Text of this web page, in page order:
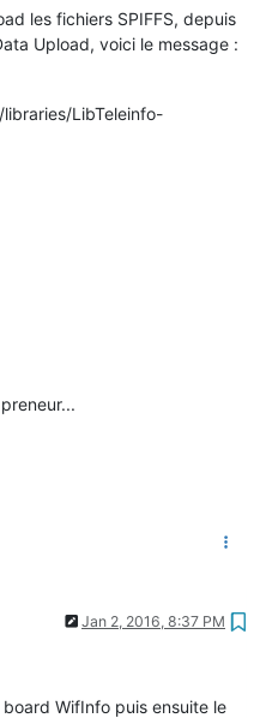
les fichiers SPIFFS, depuis
Upload, voici le message :
LibTeleinfo-
Jan 2, 2016, 8:37 PM
WifInfo puis ensuite le